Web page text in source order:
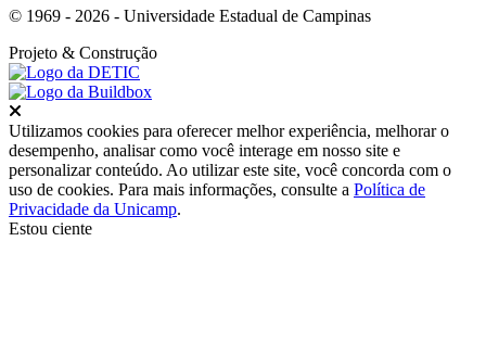
© 1969 - 2026 - Universidade Estadual de Campinas
Projeto & Construção
Utilizamos cookies para oferecer melhor experiência, melhorar o
desempenho, analisar como você interage em nosso site e
personalizar conteúdo. Ao utilizar este site, você concorda com o
uso de cookies. Para mais informações, consulte a Política de
Privacidade da Unicamp.
Estou ciente